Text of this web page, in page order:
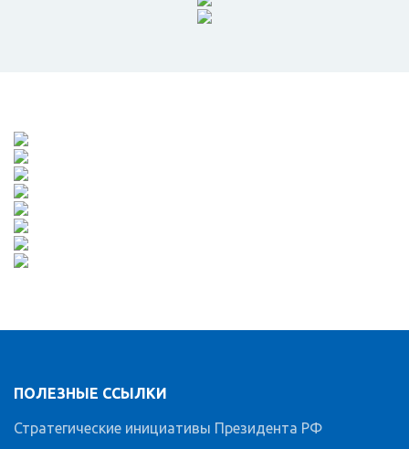
ПОЛЕЗНЫЕ ССЫЛКИ
Стратегические инициативы Президента РФ